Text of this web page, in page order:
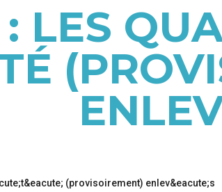
: LES